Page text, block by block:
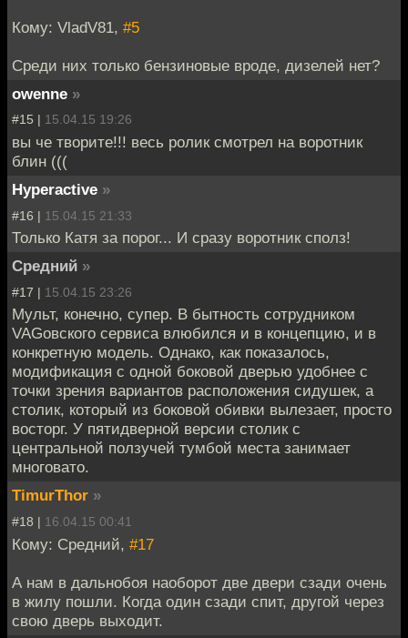
Кому: VladV81, #5
Среди них только бензиновые вроде, дизелей нет?
owenne »
#15 | 15.04.15 19:26
вы че творите!!! весь ролик смотрел на воротник
блин (((
Hyperactive »
#16 | 15.04.15 21:33
Только Катя за порог... И сразу воротник сполз!
Средний »
#17 | 15.04.15 23:26
Мульт, конечно, супер. В бытность сотрудником
VAGовского сервиса влюбился и в концепцию, и в
конкретную модель. Однако, как показалось,
модификация с одной боковой дверью удобнее с
точки зрения вариантов расположения сидушек, а
столик, который из боковой обивки вылезает, просто
восторг. У пятидверной версии столик с
центральной ползучей тумбой места занимает
многовато.
TimurThor »
#18 | 16.04.15 00:41
Кому: Средний, #17
А нам в дальнобоя наоборот две двери сзади очень
в жилу пошли. Когда один сзади спит, другой через
свою дверь выходит.